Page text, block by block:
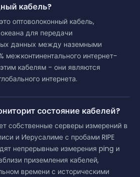
кабель?
оптоволоконный кабель,
для передачи
данных между наземными
межконтинентального интернет-
кабелям - они являются
интернета.
состояние кабелей?
собственные серверы измерений в
и Иерусалиме с пробами RIPE
непрерывные измерения ping и
приземления кабелей,
времени с историческими